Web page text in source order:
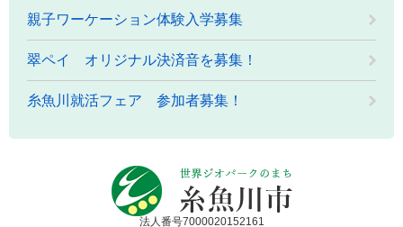
親子ワーケーション体験入学募集
翠ペイ オリジナル決済音を募集！
糸魚川就活フェア 参加者募集！
法人番号7000020152161